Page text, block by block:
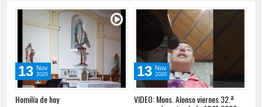
13 Nov
2020
Homilía de hoy
13 Nov
2020
VIDEO: Mons. Alonso viernes 32.ª